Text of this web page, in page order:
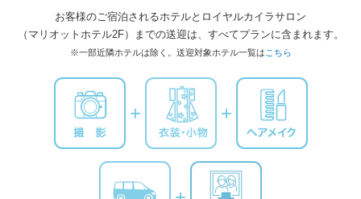
お客様のご宿泊されるホテルと ロイヤルカイラサロン
（マリオットホテル2F）までの送迎は、 すべてプランに含まれます。
※一部近隣ホテルは除く。 送迎対象ホテル一覧はこちら